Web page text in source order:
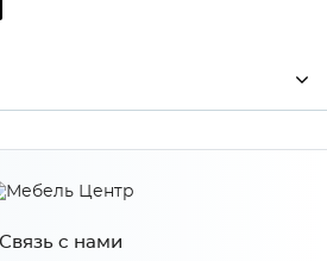
Сурская мебель
АТЛ/СЕР
Связь с нами